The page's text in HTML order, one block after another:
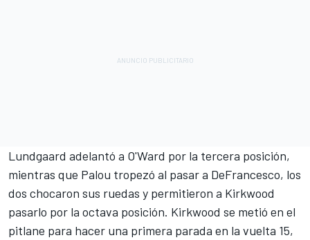
Lundgaard adelantó a O'Ward por la tercera posición,
mientras que Palou tropezó al pasar a DeFrancesco, los
dos chocaron sus ruedas y permitieron a Kirkwood
pasarlo por la octava posición. Kirkwood se metió en el
pitlane para hacer una primera parada en la vuelta 15,